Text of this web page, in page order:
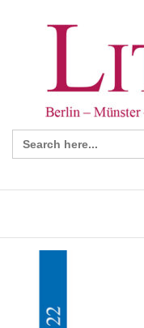
Search
for: